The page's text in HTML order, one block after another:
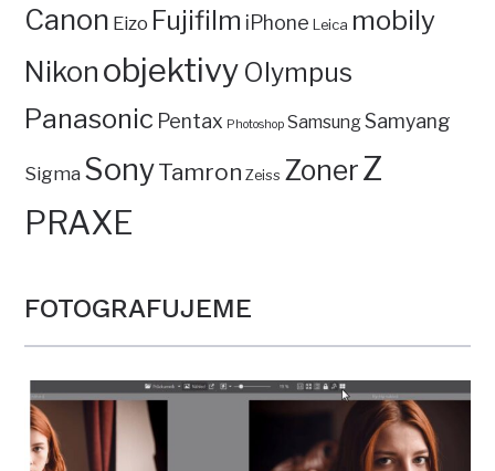
Canon Eizo Fujifilm iPhone Leica mobily
Nikon objektivy Olympus
Panasonic Pentax Photoshop SamsungSamyang
Sigma SonyTamron Zeiss ZonerZ
PRAXE
FOTOGRAFUJEME